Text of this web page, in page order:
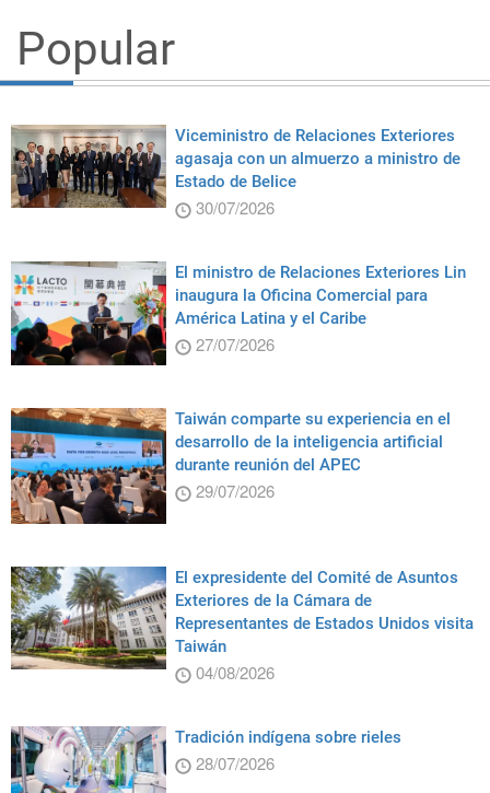
Popular
Viceministro de Relaciones Exteriores
agasaja con un almuerzo a ministro de
Estado de Belice
30/07/2026
El ministro de Relaciones Exteriores Lin
inaugura la Oficina Comercial para
América Latina y el Caribe
27/07/2026
Taiwán comparte su experiencia en el
desarrollo de la inteligencia artificial
durante reunión del APEC
29/07/2026
El expresidente del Comité de Asuntos
Exteriores de la Cámara de
Representantes de Estados Unidos visita
Taiwán
04/08/2026
Tradición indígena sobre rieles
28/07/2026